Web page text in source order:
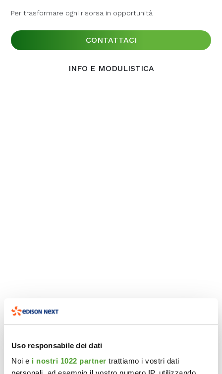
Uso responsabile dei dati
Noi e i nostri 1022 partner trattiamo i vostri dati
Per trasformare ogni risorsa in opportunità
CONTATTACI
INFO E MODULISTICA
Per trasformare ogni risorsa in opportunità
CONTATTACI
INFO E MODULISTICA
Per trasformare ogni risorsa in opportunità
CONTATTACI
INFO E MODULISTICA